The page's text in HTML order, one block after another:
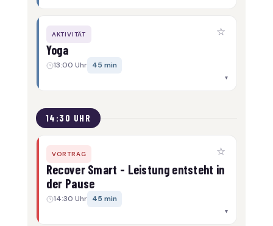
AKTIVITÄT ☆
Yoga
13:00 Uhr 45 min
▾
14:30 UHR
VORTRAG ☆
Recover Smart - Leistung entsteht in
der Pause
14:30 Uhr 45 min
▾